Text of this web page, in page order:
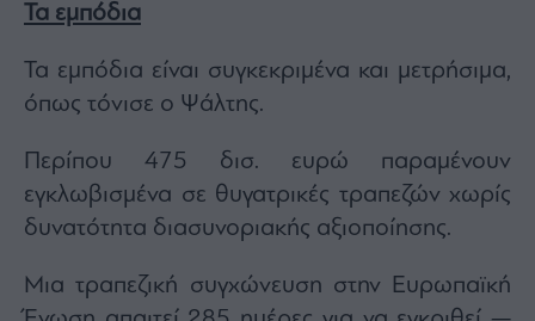
Τα εμπόδια
Τα εμπόδια είναι συγκεκριμένα και μετρήσιμα,
όπως τόνισε ο Ψάλτης.
Περίπου 475 δισ. ευρώ παραμένουν
εγκλωβισμένα σε θυγατρικές τραπεζών χωρίς
δυνατότητα διασυνοριακής αξιοποίησης.
Μια τραπεζική συγχώνευση στην Ευρωπαϊκή